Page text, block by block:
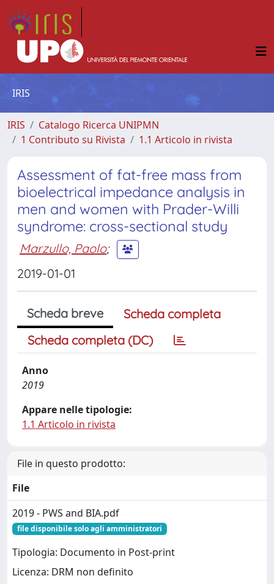
IRIS
IRIS
Catalogo Ricerca UNIPMN
1 Contributo su Rivista
1.1 Articolo in rivista
Assessment of fat-free mass from
bioelectrical impedance analysis in
men and women with Prader-Willi
syndrome: cross-sectional study
Marzullo, Paolo;
2019-01-01
Scheda breve
Scheda completa
Scheda completa (DC)
Anno
2019
Appare nelle tipologie:
1.1 Articolo in rivista
File in questo prodotto:
File
2019 - PWS and BIA.pdf
file disponibile solo agli amministratori
Tipologia: Documento in Post-print
Licenza: DRM non definito